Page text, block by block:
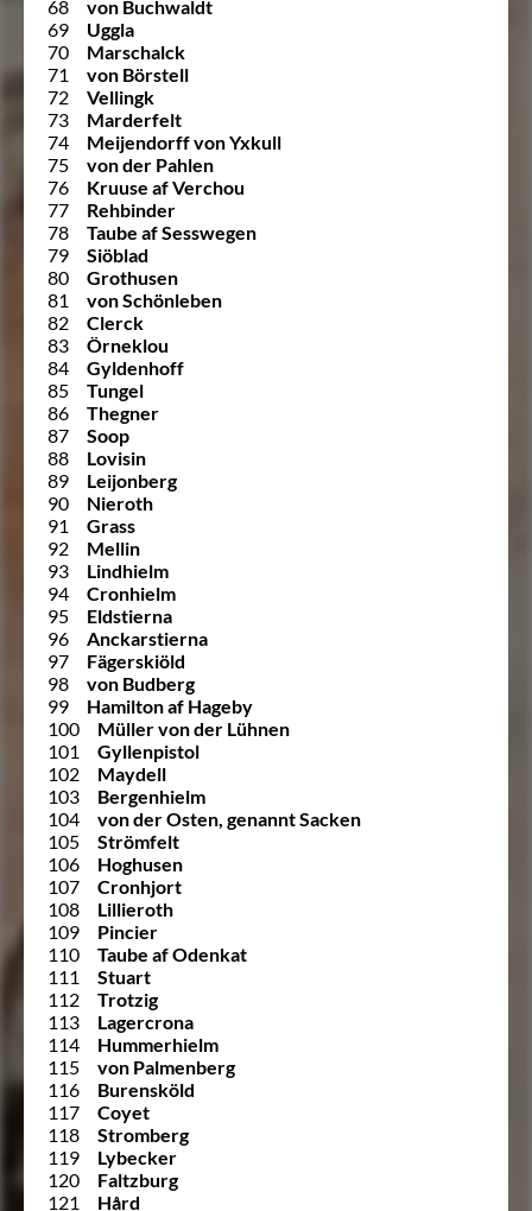
68
von Buchwaldt
69
Uggla
70
Marschalck
71
von Börstell
72
Vellingk
73
Marderfelt
74
Meijendorff von Yxkull
75
von der Pahlen
76
Kruuse af Verchou
77
Rehbinder
78
Taube af Sesswegen
79
Siöblad
80
Grothusen
81
von Schönleben
82
Clerck
83
Örneklou
84
Gyldenhoff
85
Tungel
86
Thegner
87
Soop
88
Lovisin
89
Leijonberg
90
Nieroth
91
Grass
92
Mellin
93
Lindhielm
94
Cronhielm
95
Eldstierna
96
Anckarstierna
97
Fägerskiöld
98
von Budberg
99
Hamilton af Hageby
100
Müller von der Lühnen
101
Gyllenpistol
102
Maydell
103
Bergenhielm
104
von der Osten, genannt Sacken
105
Strömfelt
106
Hoghusen
107
Cronhjort
108
Lillieroth
109
Pincier
110
Taube af Odenkat
111
Stuart
112
Trotzig
113
Lagercrona
114
Hummerhielm
115
von Palmenberg
116
Burensköld
117
Coyet
118
Stromberg
119
Lybecker
120
Faltzburg
121
Hård